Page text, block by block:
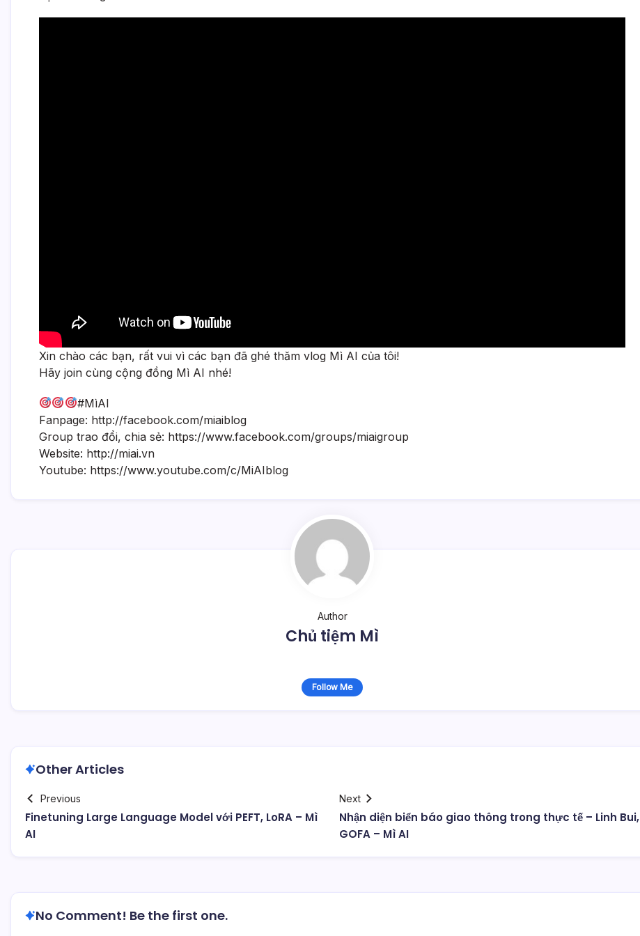
Xin chào các bạn, rất vui vì các bạn đã ghé thăm vlog Mì AI của tôi!
Hãy join cùng cộng đồng Mì AI nhé!
#MìAI
Fanpage: http://facebook.com/miaiblog
Group trao đổi, chia sẻ: https://www.facebook.com/groups/miaigroup
Website: http://miai.vn
Youtube: https://www.youtube.com/c/MiAIblog
Author
Chủ tiệm Mì
Follow Me
Other Articles
Previous
Finetuning Large Language Model với PEFT, LoRA – Mì
AI
Next
Nhận diện biển báo giao thông trong thực tế – Linh Bui,
GOFA – Mì AI
No Comment! Be the first one.